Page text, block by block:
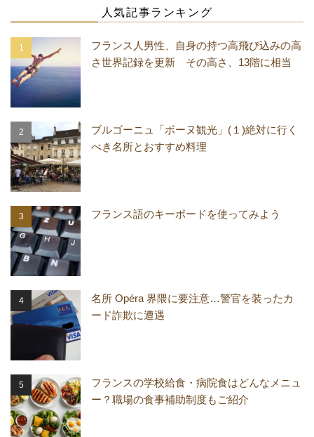
人気記事ランキング
フランス人男性、自身の持つ高飛び込みの高
さ世界記録を更新 その高さ、13階に相当
ブルゴーニュ「ボーヌ観光」(１)絶対に行く
べき名所とおすすめ料理
フランス語のキーボードを使ってみよう
名所 Opéra 界隈に要注意…警官を装ったカ
ード詐欺に遭遇
フランスの学校給食・病院食はどんなメニュ
ー？職場の食事補助制度もご紹介